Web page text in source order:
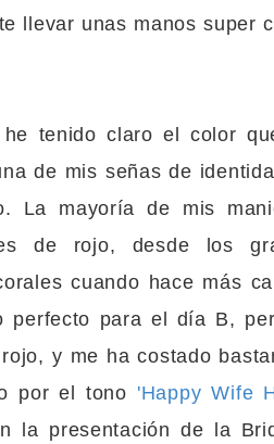
llevar unas manos super
tenido claro el color
de mis señas de
La mayoría de mis
de rojo, desde los
cuando hace más
perfecto para el día B,
y me ha costado
por el tono 'Happy Wife
la presentación de la